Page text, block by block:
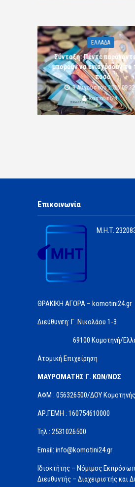
ΕΛΛΑΔΑ
Σύνταξη: Πέντε
μπορούν να ενισχύσουν το
ποσό
9 Αυγούστου 2026 09:32
komotini24
Επικοινωνία
Μ.Η.Τ.
ΘΡΑΚΙΚΗ ΑΓΟΡΑ – komotini24.gr
Διεύθυνση: Γ. Νικολάου 1-3
69100 Κομοτηνή/
Ατομική Επιχείρηση
ΜΑΥΡΟΜΑΤΗΣ Γ. ΚΩΝ/ΝΟΣ
ΑΦΜ : 056326500/ΔOΥ Κομοτηνής
ΑΡ.ΓΕΜΗ : 160754610000
Τηλ.: 2531026500
Email: info@komotini24.gr
Ιδιοκτήτης – Νόμιμος
Διευθυντής – Διαχειριστής και